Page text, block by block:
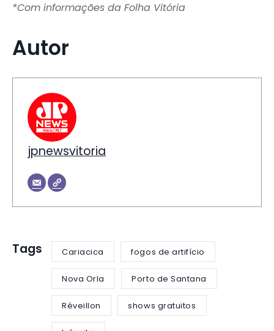
*Com informações da Folha Vitória
Autor
jpnewsvitoria
Tags Cariacica fogos de artifício
Nova Orla Porto de Santana
Réveillon shows gratuitos